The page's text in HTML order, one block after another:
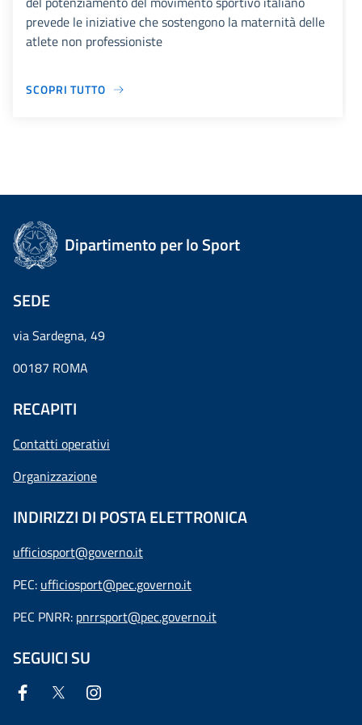
prevede le iniziative che sostengono la maternità delle
atlete non professioniste
SCOPRI TUTTO
Dipartimento per lo Sport
SEDE
via Sardegna, 49
00187 ROMA
RECAPITI
Contatti operativi
Organizzazione
INDIRIZZI DI POSTA ELETTRONICA
ufficiosport@governo.it
PEC: ufficiosport@pec.governo.it
PEC PNRR: pnrrsport@pec.governo.it
SEGUICI SU